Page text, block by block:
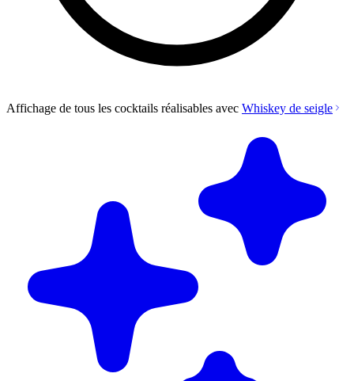
Affichage de tous les cocktails réalisables avec Whiskey de seigle